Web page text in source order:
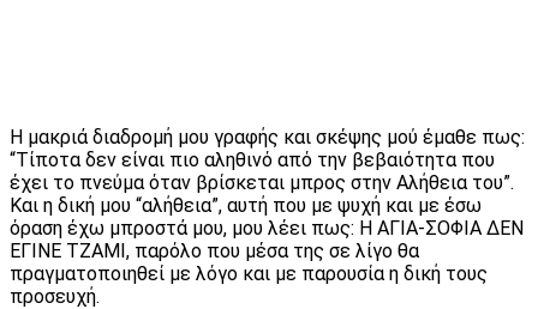
Η μακριά διαδρομή μου γραφής και σκέψης μού έμαθε πως:
“Τίποτα δεν είναι πιο αληθινό από την βεβαιότητα που
έχει το πνεύμα όταν βρίσκεται μπρος στην Αλήθεια του”.
Και η δική μου “αλήθεια”, αυτή που με ψυχή και με έσω
όραση έχω μπροστά μου, μου λέει πως: Η ΑΓΙΑ-ΣΟΦΙΑ ΔΕΝ
ΕΓΙΝΕ ΤΖΑΜΙ, παρόλο που μέσα της σε λίγο θα
πραγματοποιηθεί με λόγο και με παρουσία η δική τους
προσευχή.